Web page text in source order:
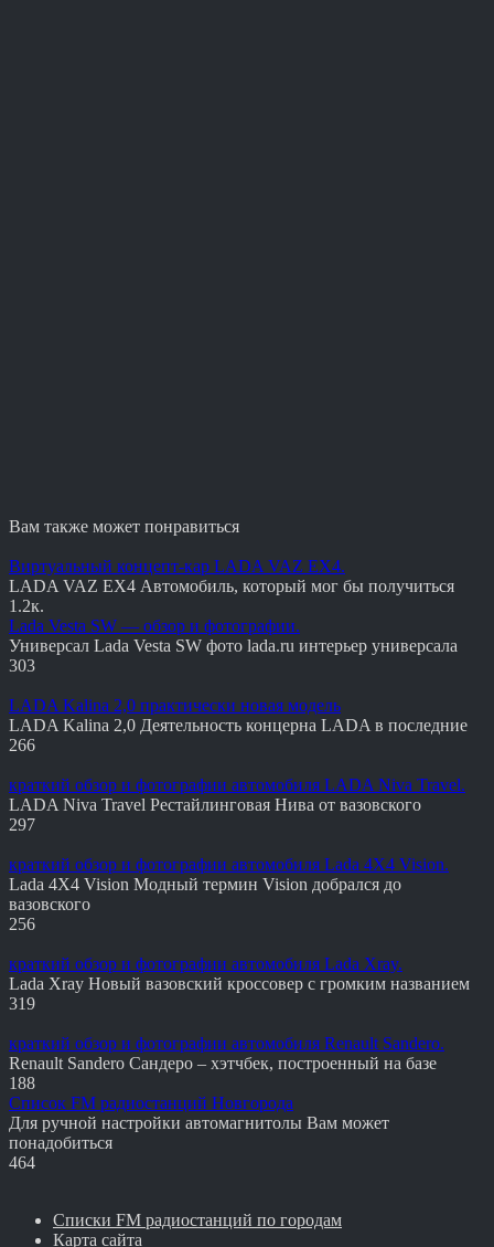
Вам также может понравиться
Виртуальный концепт-кар LADA VAZ EX4.
LADA VAZ EX4 Автомобиль, который мог бы получиться
1.2к.
Lada Vesta SW — обзор и фотографии.
Универсал Lada Vesta SW фото lada.ru интерьер универсала
303
LADA Kalina 2,0 практически новая модель
LADA Kalina 2,0 Деятельность концерна LADA в последние
266
краткий обзор и фотографии автомобиля LADA Niva Travel.
LADA Niva Travel Рестайлинговая Нива от вазовского
297
краткий обзор и фотографии автомобиля Lada 4X4 Vision.
Lada 4X4 Vision Модный термин Vision добрался до
вазовского
256
краткий обзор и фотографии автомобиля Lada Xray.
Lada Xray Новый вазовский кроссовер с громким названием
319
краткий обзор и фотографии автомобиля Renault Sandero.
Renault Sandero Сандеро – хэтчбек, построенный на базе
188
Список FM радиостанций Новгорода
Для ручной настройки автомагнитолы Вам может
понадобиться
464
Списки FM радиостанций по городам
Карта сайта